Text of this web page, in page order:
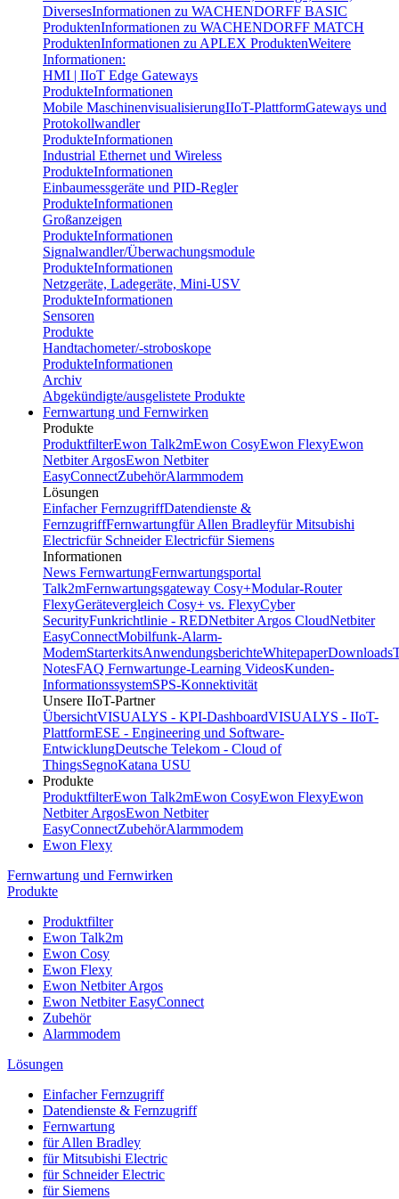
DiversesInformationen zu WACHENDORFF BASIC
ProduktenInformationen zu WACHENDORFF MATCH
ProduktenInformationen zu APLEX ProduktenWeitere
Informationen:
HMI | IIoT Edge Gateways
ProdukteInformationen
Mobile MaschinenvisualisierungIIoT-PlattformGateways und
Protokollwandler
ProdukteInformationen
Industrial Ethernet und Wireless
ProdukteInformationen
Einbaumessgeräte und PID-Regler
ProdukteInformationen
Großanzeigen
ProdukteInformationen
Signalwandler/Überwachungsmodule
ProdukteInformationen
Netzgeräte, Ladegeräte, Mini-USV
ProdukteInformationen
Sensoren
Produkte
Handtachometer/-stroboskope
ProdukteInformationen
Archiv
Abgekündigte/ausgelistete Produkte
Fernwartung und Fernwirken
Produkte
ProduktfilterEwon Talk2mEwon CosyEwon FlexyEwon
Netbiter ArgosEwon Netbiter
EasyConnectZubehörAlarmmodem
Lösungen
Einfacher FernzugriffDatendienste &
FernzugriffFernwartungfür Allen Bradleyfür Mitsubishi
Electricfür Schneider Electricfür Siemens
Informationen
News FernwartungFernwartungsportal
Talk2mFernwartungsgateway Cosy+Modular-Router
FlexyGerätevergleich Cosy+ vs. FlexyCyber
SecurityFunkrichtlinie - REDNetbiter Argos CloudNetbiter
EasyConnectMobilfunk-Alarm-
ModemStarterkitsAnwendungsberichteWhitepaperDownloads
NotesFAQ Fernwartunge-Learning VideosKunden-
InformationssystemSPS-Konnektivität
Unsere IIoT-Partner
ÜbersichtVISUALYS - KPI-DashboardVISUALYS - IIoT-
PlattformESE - Engineering und Software-
EntwicklungDeutsche Telekom - Cloud of
ThingsSegnoKatana USU
Produkte
ProduktfilterEwon Talk2mEwon CosyEwon FlexyEwon
Netbiter ArgosEwon Netbiter
EasyConnectZubehörAlarmmodem
Ewon Flexy
Fernwartung und Fernwirken
Produkte
Produktfilter
Ewon Talk2m
Ewon Cosy
Ewon Flexy
Ewon Netbiter Argos
Ewon Netbiter EasyConnect
Zubehör
Alarmmodem
Lösungen
Einfacher Fernzugriff
Datendienste & Fernzugriff
Fernwartung
für Allen Bradley
für Mitsubishi Electric
für Schneider Electric
für Siemens